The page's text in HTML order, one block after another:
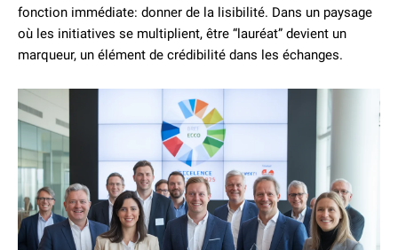
fonction immédiate: donner de la lisibilité. Dans un paysage
où les initiatives se multiplient, être “lauréat” devient un
marqueur, un élément de crédibilité dans les échanges.